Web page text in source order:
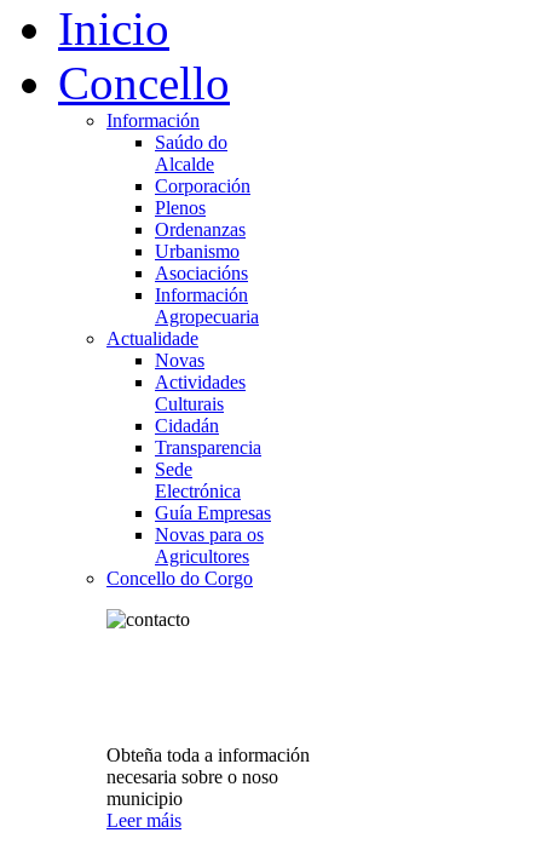
Inicio
Concello
Información
Saúdo do
Alcalde
Corporación
Plenos
Ordenanzas
Urbanismo
Asociacións
Información
Agropecuaria
Actualidade
Novas
Actividades
Culturais
Cidadán
Transparencia
Sede
Electrónica
Guía Empresas
Novas para os
Agricultores
Concello do Corgo
Obteña toda a información
necesaria sobre o noso
municipio
Leer máis